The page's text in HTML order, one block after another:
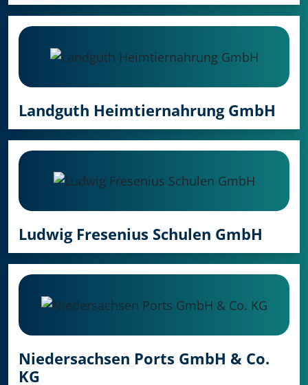
Landguth Heimtiernahrung GmbH
Ludwig Fresenius Schulen GmbH
Niedersachsen Ports GmbH & Co.
KG